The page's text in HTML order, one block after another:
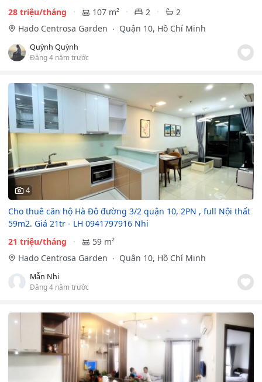
28 triệu/tháng
107 m² 2
2
Hado Centrosa Garden
Quận 10, Hồ Chí Minh
Quỳnh Quỳnh
Đăng 4 năm trước
4
Cho thuê căn hộ Hà Đô đường 3/2 quận 10, 2PN , full Nội thất
59m2. Giá 21tr - LH 0941797916 Nhi
21 triệu/tháng
59 m²
Hado Centrosa Garden
Quận 10, Hồ Chí Minh
Mẫn Nhi
Đăng 4 năm trước